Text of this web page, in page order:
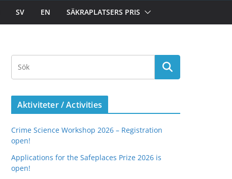
SV EN SÄKRAPLATSERS PRIS
Aktiviteter / Activities
Crime Science Workshop 2026 – Registration
open!
Applications for the Safeplaces Prize 2026 is
open!